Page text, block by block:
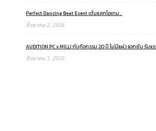
Perfect Dancing Beat Event เต้นแลกไอเทม ..
สิงหาคม 2, 2026
AUDITION PC x MILLI กับกิจกรรม 20 ปี ไม่มีแผ่ว แจกยับ รับแร
สิงหาคม 1, 2026